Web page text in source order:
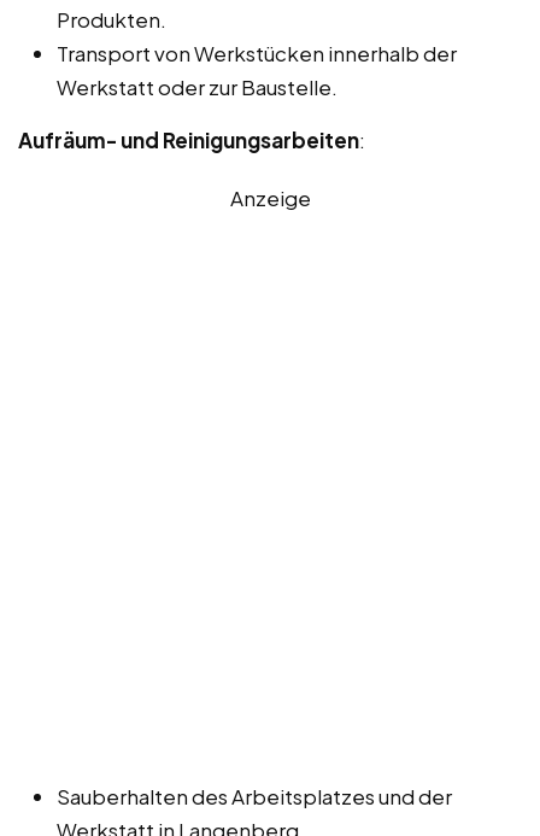
Produkten.
Transport von Werkstücken innerhalb der
Werkstatt oder zur Baustelle.
Aufräum- und Reinigungsarbeiten:
Anzeige
Sauberhalten des Arbeitsplatzes und der
Werkstatt in Langenberg.